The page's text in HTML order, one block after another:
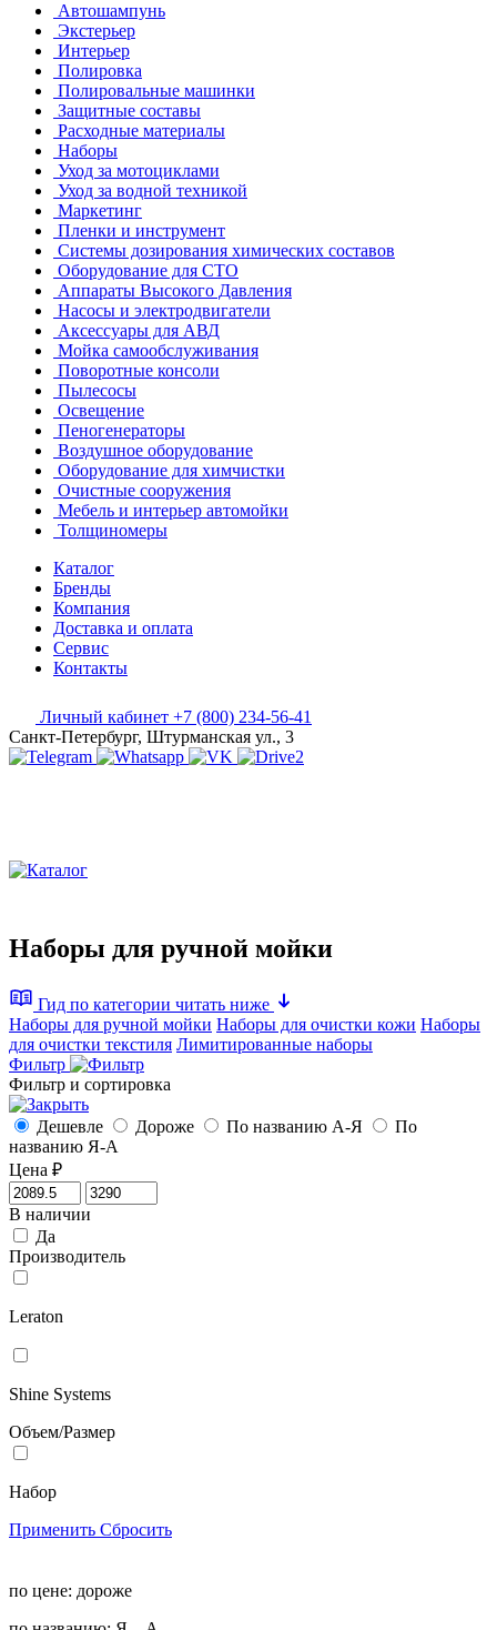
Автошампунь
Экстерьер
Интерьер
Полировка
Полировальные машинки
Защитные составы
Расходные материалы
Наборы
Уход за мотоциклами
Уход за водной техникой
Маркетинг
Пленки и инструмент
Системы дозирования химических составов
Оборудование для СТО
Аппараты Высокого Давления
Насосы и электродвигатели
Аксессуары для АВД
Мойка самообслуживания
Поворотные консоли
Пылесосы
Освещение
Пеногенераторы
Воздушное оборудование
Оборудование для химчистки
Очистные сооружения
Мебель и интерьер автомойки
Толщиномеры
Каталог
Бренды
Компания
Доставка и оплата
Сервис
Контакты
Личный кабинет +7 (800) 234-56-41
Санкт-Петербург, Штурманская ул., 3
Наборы для ручной мойки
Гид по категории читать ниже
Наборы для ручной мойки Наборы для очистки кожи Наборы
для очистки текстиля Лимитированные наборы
Фильтр
Фильтр и сортировка
Дешевле Дороже По названию А-Я
По
названию Я-А
Цена ₽
В наличии
Да
Производитель
Leraton
Shine Systems
Объем/Размер
Набор
Применить Сбросить
по цене: дороже